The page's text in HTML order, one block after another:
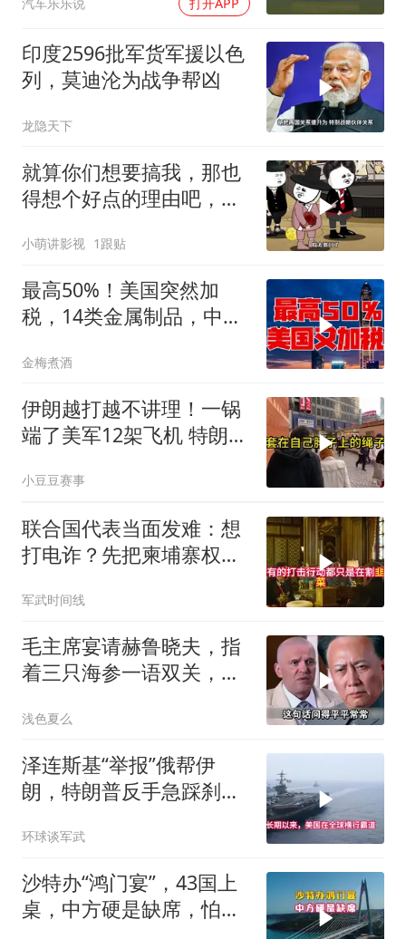
印度2596批军货军援以色
列，莫迪沦为战争帮凶
龙隐天下
就算你们想要搞我，那也
得想个好点的理由吧，这
小萌讲影视 1跟贴
最高50%！美国突然加
税，14类金属制品，中国
金梅煮酒
伊朗越打越不讲理！一锅
端了美军12架飞机 特朗普
小豆豆赛事
联合国代表当面发难：想
打电诈？先把柬埔寨权贵
军武时间线
毛主席宴请赫鲁晓夫，指
着三只海参一语双关，赫
浅色夏么
泽连斯基“举报”俄帮伊
朗，特朗普反手急踩刹
环球谈军武
沙特办“鸿门宴”，43国上
桌，中方硬是缺席，怕得